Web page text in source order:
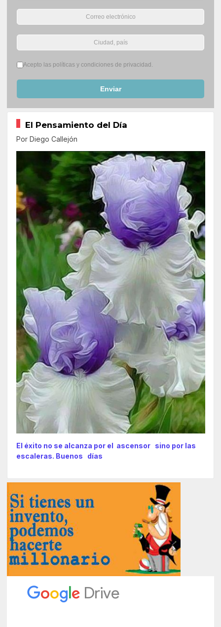
Términos del servicio*
Acepto las políticas y condiciones de privacidad.
Enviar
El Pensamiento del Día
Por Diego Callejón
El éxito no se alcanza por el ascensor sino por las
escaleras. Buenos días